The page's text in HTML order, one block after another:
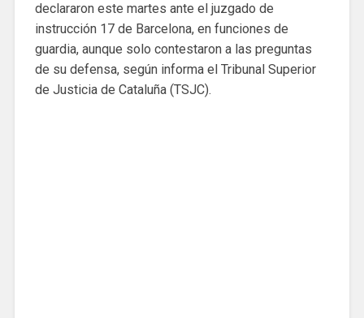
declararon este martes ante el juzgado de
instrucción 17 de Barcelona, en funciones de
guardia, aunque solo contestaron a las preguntas
de su defensa, según informa el Tribunal Superior
de Justicia de Cataluña (TSJC).